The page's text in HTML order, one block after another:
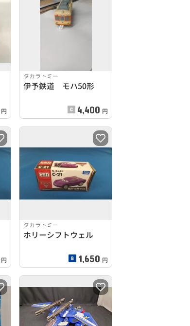
円
タカラトミー
伊予鉄道 モハ50形
4,400 円
円
タカラトミー
ホリーシフトウェル
1,650 円